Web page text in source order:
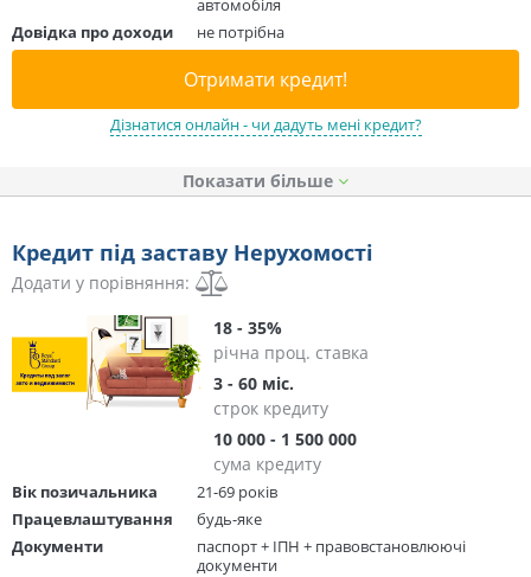
автомобіля
Довідка про доходи
не потрібна
Отримати кредит!
Дізнатися онлайн - чи дадуть мені кредит?
Показати
Кредит під заставу Нерухомості
Додати у порівняння:
18 - 35%
річна проц. ставка
3 - 60 міс.
строк кредиту
10 000 - 1 500 000
сума кредиту
Вік позичальника
21-69 років
Працевлаштування
будь-яке
Документи
паспорт + ІПН + правовстановлюючі
документи